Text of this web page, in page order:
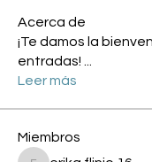
Acerca de
¡Te damos la
entradas!
Leer más
Miembros